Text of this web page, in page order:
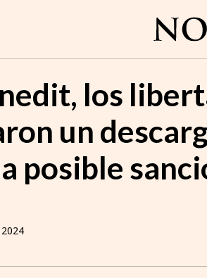
los
un
posible